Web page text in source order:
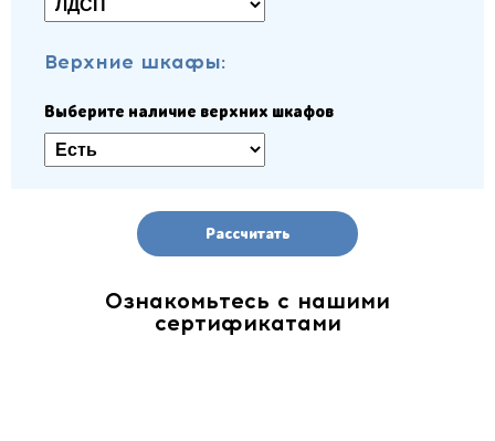
Верхние шкафы:
Выберите наличие верхних шкафов
Рассчитать
Ознакомьтесь с нашими
сертификатами